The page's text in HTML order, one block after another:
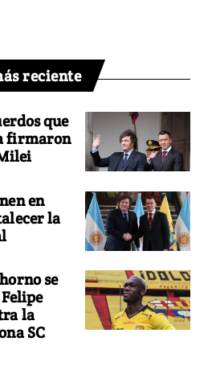
reciente
que
firmaron
en
la
se
la
SC